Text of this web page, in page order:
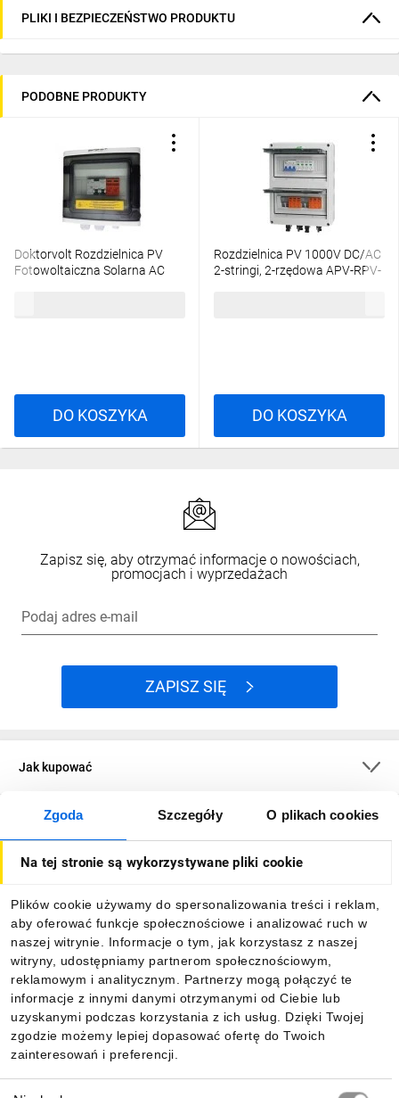
Zgoda Szczegóły O plikach cookies
Na tej stronie są wykorzystywane pliki cookie
Plików cookie używamy do spersonalizowania treści i reklam,
aby oferować funkcje społecznościowe i analizować ruch w
naszej witrynie. Informacje o tym, jak korzystasz z naszej
witryny, udostępniamy partnerom społecznościowym,
reklamowym i analitycznym. Partnerzy mogą połączyć te
informacje z innymi danymi otrzymanymi od Ciebie lub
uzyskanymi podczas korzystania z ich usług. Dzięki Twojej
zgodzie możemy lepiej dopasować ofertę do Twoich
zainteresowań i preferencji.
PLIKI I BEZPIECZEŃSTWO PRODUKTU
PODOBNE PRODUKTY
Doktorvolt Rozdzielnica PV
Fotowoltaiczna Solarna AC
DO KOSZYKA
Rozdzielnica PV 1000V DC/AC
2-stringi, 2-rzędowa APV-RPV-
DO KOSZYKA
Zapisz się, aby otrzymać informacje o nowościach,
promocjach i wyprzedażach
Podaj adres e-mail
ZAPISZ SIĘ
Jak kupować
O firmie
Informacje
Pobierz naszą aplikację mobilną: